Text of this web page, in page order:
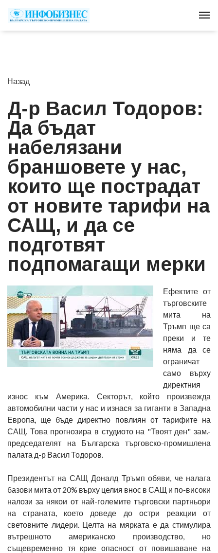
Назад
Д-р Васил Тодоров:
Да бъдат
набелязани
браншовете у нас,
които ще пострадат
от новите тарифи на
САЩ, и да се
подготвят
подпомагащи мерки
Ефектите от
търговските
мита на
Тръмп ще са
преки и те
няма да се
ограничат
само върху
директния
износ към Америка. Секторът, който произвежда
автомобилни части у нас и изнася за гиганти в Западна
Европа, ще бъде директно повлиян от тарифите на
САЩ. Това прогнозира в студиото на "Твоят ден" зам.-
председателят на Българска търговско-промишлена
палата д-р Васил Тодоров.
Президентът на САЩ Доналд Тръмп обяви, че налага
базови мита от 20% върху целия внос в САЩ и по-високи
налози за някои от най-големите търговски партньори
на страната, което доведе до остри реакции от
световните лидери. Целта на мярката е да стимулира
вътрешното американско производство, но
същевременно тя крие опасност от повишаване на